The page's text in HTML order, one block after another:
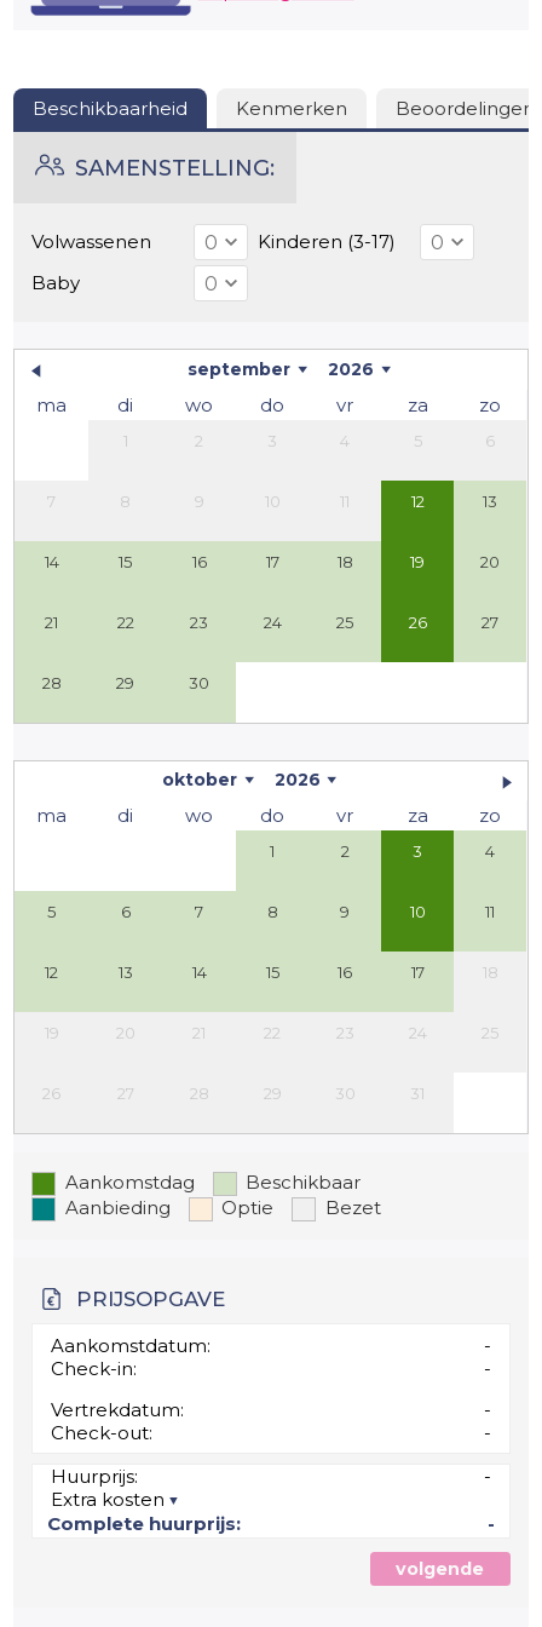
van Frankrijk"!
Beschikbaarheid Kenmerken Beoordelingen
SAMENSTELLING:
Volwassenen
Kinderen (3-17)
Baby
september 2026
ma di wo do vr za zo
1 2 3 4 5 6
7 8 9 10 11 12 13
14 15 16 17 18 19 20
21 22 23 24 25 26 27
28 29 30
oktober 2026
ma di wo do vr za zo
1 2 3 4
5 6 7 8 9 10 11
12 13 14 15 16 17 18
19 20 21 22 23 24 25
26 27 28 29 30 31
Aankomstdag
Beschikbaar
Aanbieding
Optie Bezet
PRIJSOPGAVE
Aankomstdatum:
-
Check-in:
-
Vertrekdatum:
-
Check-out:
-
Huurprijs:
-
Extra kosten
Complete huurprijs:
-
volgende